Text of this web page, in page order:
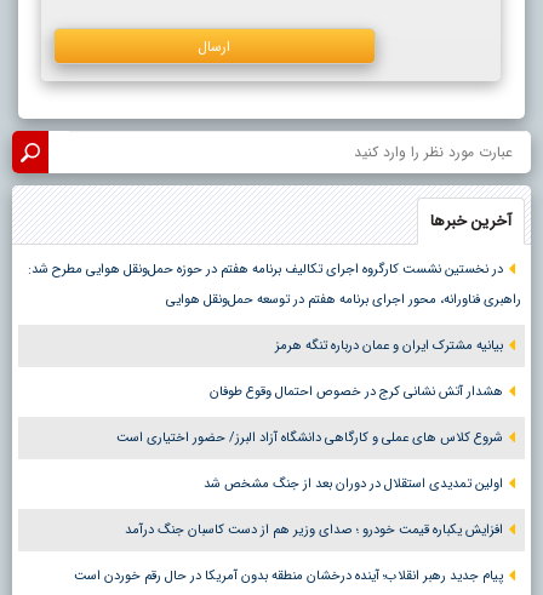
آخرین خبرها
در نخستین نشست کارگروه اجرای تکالیف برنامه هفتم در حوزه حمل‌ونقل هوایی مطرح شد:
راهبری فناورانه، محور اجرای برنامه هفتم در توسعه حمل‌ونقل هوایی
بیانیه مشترک ایران و عمان درباره تنگه هرمز
هشدار آتش نشانی کرج در خصوص احتمال وقوع طوفان
شروع کلاس های عملی و کارگاهی دانشگاه آزاد البرز/ حضور اختیاری است
اولین تمدیدی استقلال در دوران بعد از جنگ مشخص شد
افزایش یکباره قیمت خودرو ؛ صدای وزیر هم از دست کاسبان جنگ درآمد
پیام جدید رهبر انقلاب؛ آینده درخشان منطقه بدون آمریکا در حال رقم خوردن است